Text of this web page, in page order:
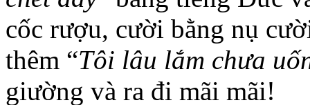
cốc rượu, cười bằng nụ
thêm “Tôi lâu lắm chưa
giường và ra đi mãi mãi!